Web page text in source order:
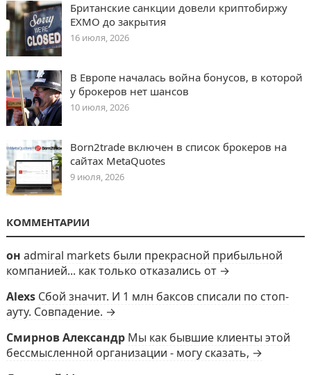
Британские санкции довели криптобиржу
EXMO до закрытия
16 июля, 2026
В Европе началась война бонусов, в которой
у брокеров нет шансов
10 июля, 2026
Born2trade включен в список брокеров на
сайтах MetaQuotes
9 июля, 2026
КОММЕНТАРИИ
он admiral markets были прекрасной прибыльной
компанией... как только отказались от →
Alexs Сбой значит. И 1 млн баксов списали по стоп-
ауту. Совпадение. →
Смирнов Александр Мы как бывшие клиенты этой
бессмысленной организации - могу сказать, →